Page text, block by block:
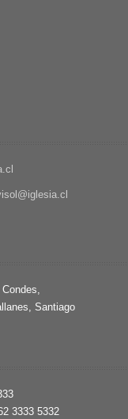
Santiago
3333 5332